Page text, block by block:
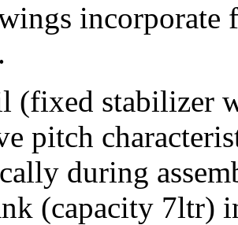
incorporate
(fixed stabilizer
pitch
during
(capacity 7ltr)